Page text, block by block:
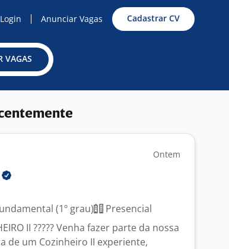
Login Anunciar Vagas Cadastrar CV
VAGAS
Ontem
(1º grau)
Presencial
II ????? Venha fazer parte da nossa
de um Cozinheiro II experiente,